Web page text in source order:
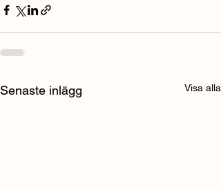
Senaste inlägg Visa alla